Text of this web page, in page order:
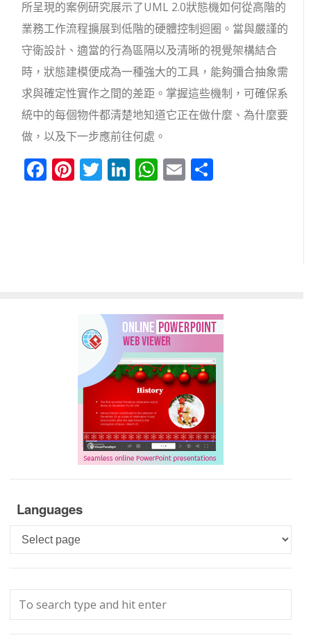
所呈現的案例研究展示了UML 2.0狀態機如何從高階的
業務工作流程擴展到低階的硬體控制迴圈。當與嚴謹的
守衛設計、適當的行為區隔以及清晰的視覺架構結合
時，狀態建模便成為一種強大的工具，能夠彌合抽象需
求與確定性實作之間的差距。掌握這些機制，可確保系
統中的每個物件都清楚地知道它正在做什麼、為什麼要
做，以及下一步應前往何處。
Facebook
Pinterest
Twitter
LinkedIn
WhatsApp
Email
Languages
Languages